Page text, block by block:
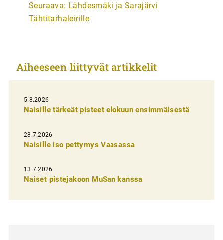
t
i
e
i
e
n
s
e
l
Seuraava: Lähdesmäki ja Sarajärvi
Tähtitarhaleirille
Aiheeseen liittyvät artikkelit
5.8.2026
Naisille tärkeät pisteet elokuun ensimmäisestä
28.7.2026
Naisille iso pettymys Vaasassa
13.7.2026
Naiset pistejakoon MuSan kanssa